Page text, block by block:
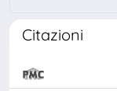
Citazioni